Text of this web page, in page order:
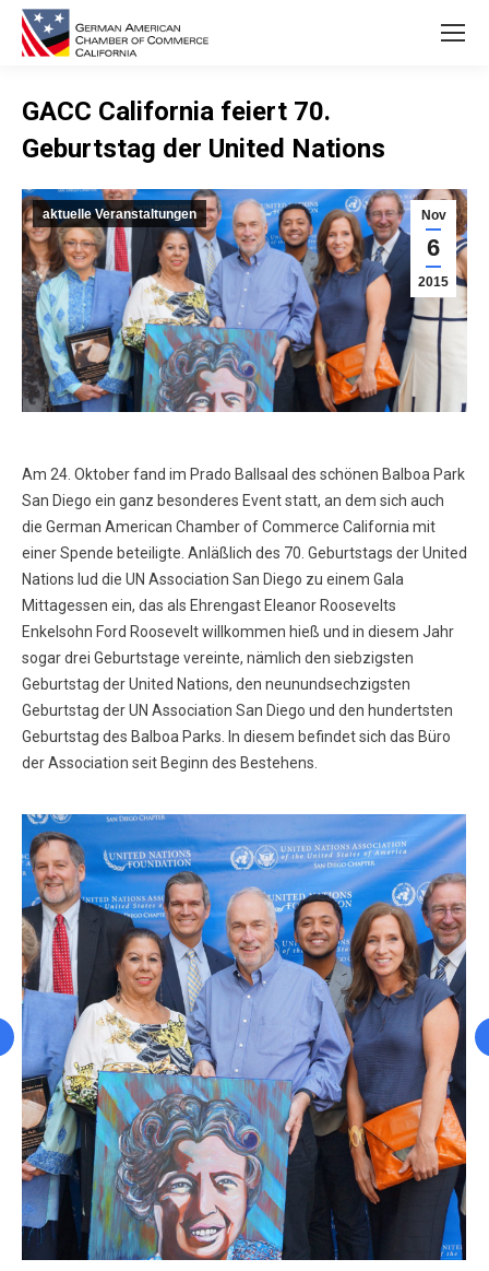
GACC California feiert 70.
Geburtstag der United Nations
Nov
6
2015
aktuelle Veranstaltungen
Am 24. Oktober fand im Prado Ballsaal des schönen Balboa Park
San Diego ein ganz besonderes Event statt, an dem sich auch
die German American Chamber of Commerce California mit
einer Spende beteiligte. Anläßlich des 70. Geburtstags der United
Nations lud die UN Association San Diego zu einem Gala
Mittagessen ein, das als Ehrengast Eleanor Roosevelts
Enkelsohn Ford Roosevelt willkommen hieß und in diesem Jahr
sogar drei Geburtstage vereinte, nämlich den siebzigsten
Geburtstag der United Nations, den neunundsechzigsten
Geburtstag der UN Association San Diego und den hundertsten
Geburtstag des Balboa Parks. In diesem befindet sich das Büro
der Association seit Beginn des Bestehens.